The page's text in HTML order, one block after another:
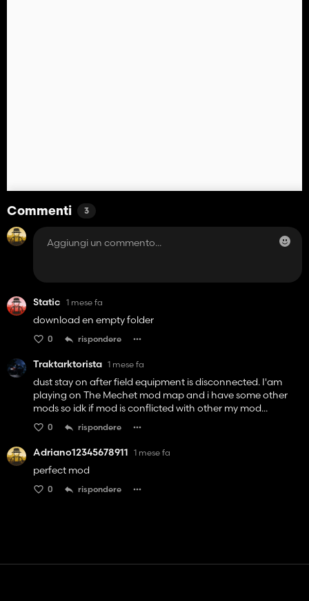
Commenti 3
Static 1 mese fa
download en empty folder
0 rispondere
Traktarktorista 1 mese fa
dust stay on after field equipment is disconnected. I'am
playing on The Mechet mod map and i have some other
mods so idk if mod is conflicted with other my mod...
0 rispondere
Adriano12345678911 1 mese fa
perfect mod
0 rispondere